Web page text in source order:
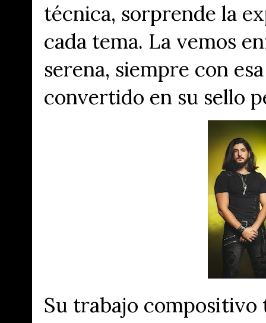
técnica, sorprende la
cada tema. La vemos
serena, siempre con
convertido en su sello
Su trabajo compositivo